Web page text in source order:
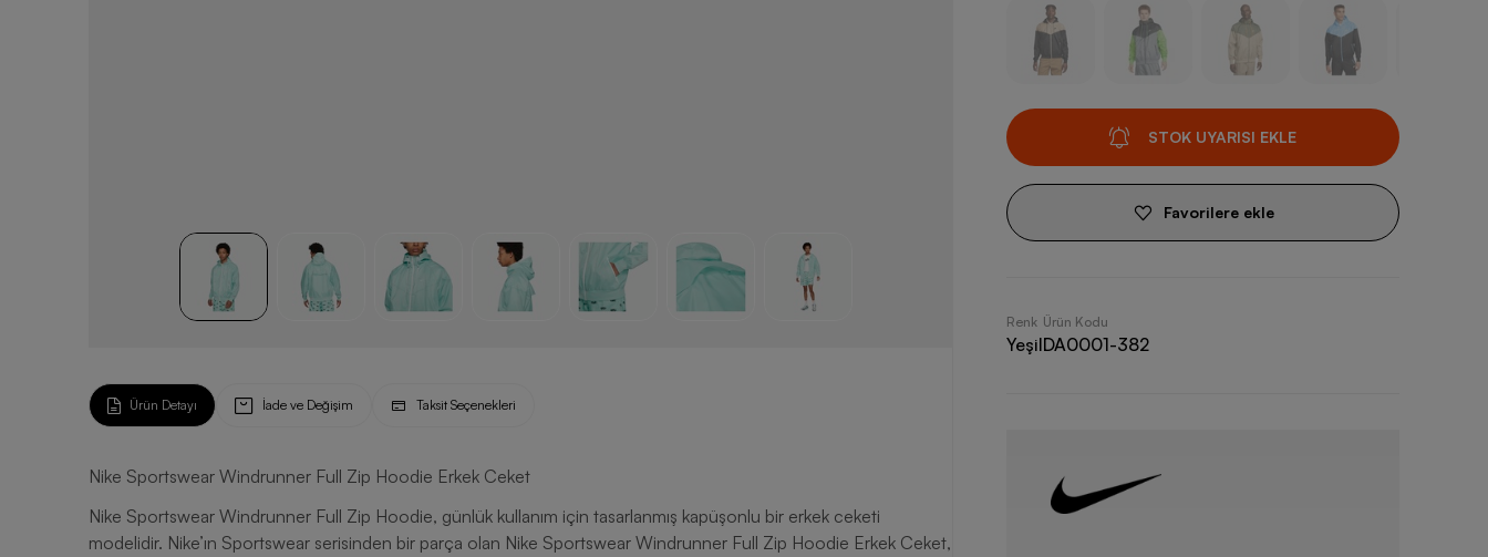
Ürün Detayı İade ve Değişim Taksit Seçenekleri
Nike Sportswear Windrunner Full Zip Hoodie Erkek Ceket
Nike Sportswear Windrunner Full Zip Hoodie, günlük kullanım için tasarlanmış kapüşonlu bir erkek ceketi
modelidir. Nike’ın Sportswear serisinden bir parça olan Nike Sportswear Windrunner Full Zip Hoodie Erkek Ceket,
STOK UYARISI EKLE
Favorilere ekle
Renk
Yeşil
Ürün Kodu
DA0001-382